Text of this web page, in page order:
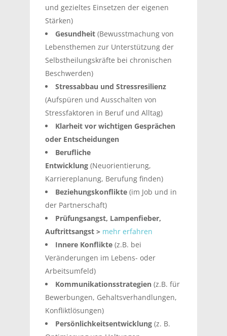
und gezieltes Einsetzen der eigenen
Stärken)
Gesundheit (Bewusstmachung von
Lebensthemen zur Unterstützung der
Selbstheilungskräfte bei chronischen
Beschwerden)
Stressabbau und Stressresilienz
(Aufspüren und Ausschalten von
Stressfaktoren in Beruf und Alltag)
Klarheit vor wichtigen Gesprächen
oder Entscheidungen
Berufliche
Entwicklung (Neuorientierung,
Karriereplanung, Berufung finden)
Beziehungskonflikte (im Job und in
der Partnerschaft)
Prüfungsangst, Lampenfieber,
Auftrittsangst > mehr erfahren
Innere Konflikte (z.B. bei
Veränderungen im Lebens- oder
Arbeitsumfeld)
Kommunikationsstrategien (z.B. für
Bewerbungen, Gehaltsverhandlungen,
Konfliktlösungen)
Persönlichkeitsentwicklung (z. B.